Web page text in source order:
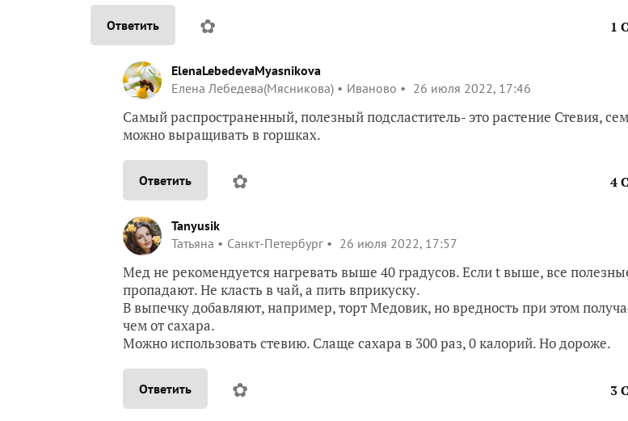
Ответить ✿ 1
ElenaLebedevaMyasnikova
Елена Лебедева(Мясникова)
Иваново 26 июля 2022, 17:46
Самый распространенный, полезный подсластитель- это растение Стевия,
можно выращивать в горшках.
Ответить ✿ 4
Tanyusik
Татьяна
Санкт-Петербург 26 июля 2022, 17:57
Мед не рекомендуется нагревать выше 40 градусов. Если t выше, все
пропадают. Не класть в чай, а пить вприкуску.
В выпечку добавляют, например, торт Медовик, но вредность при этом
чем от сахара.
Можно использовать стевию. Слаще сахара в 300 раз, 0 калорий. Но дороже.
Ответить ✿ 3